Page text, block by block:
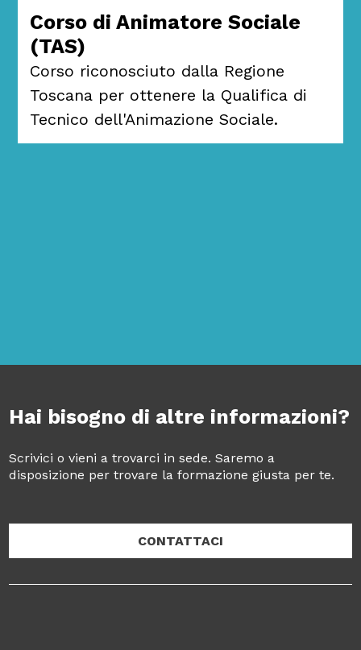
Corso di Animatore Sociale
(TAS)
Corso riconosciuto dalla Regione
Toscana per ottenere la Qualifica di
Tecnico dell'Animazione Sociale.
Hai bisogno di altre informazioni?
Scrivici o vieni a trovarci in sede. Saremo a
disposizione per trovare la formazione giusta per te.
CONTATTACI